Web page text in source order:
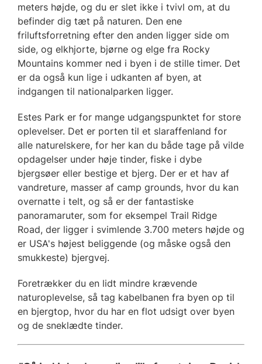
meters højde, og du er slet ikke i tvivl om, at du
befinder dig tæt på naturen. Den ene
friluftsforretning efter den anden ligger side om
side, og elkhjorte, bjørne og elge fra Rocky
Mountains kommer ned i byen i de stille timer. Det
er da også kun lige i udkanten af byen, at
indgangen til nationalparken ligger.
Estes Park er for mange udgangspunktet for store
oplevelser. Det er porten til et slaraffenland for
alle naturelskere, for her kan du både tage på vilde
opdagelser under høje tinder, fiske i dybe
bjergsøer eller bestige et bjerg. Der er et hav af
vandreture, masser af camp grounds, hvor du kan
overnatte i telt, og så er der fantastiske
panoramaruter, som for eksempel Trail Ridge
Road, der ligger i svimlende 3.700 meters højde og
er USA's højest beliggende (og måske også den
smukkeste) bjergvej.
Foretrækker du en lidt mindre krævende
naturoplevelse, så tag kabelbanen fra byen op til
en bjergtop, hvor du har en flot udsigt over byen
og de sneklædte tinder.